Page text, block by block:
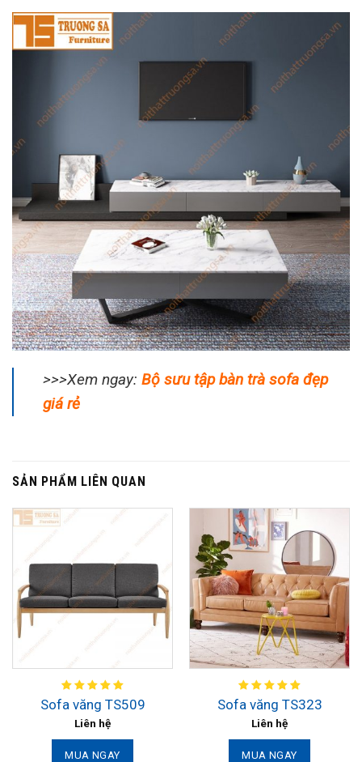
>>>Xem ngay: Bộ sưu tập bàn trà sofa đẹp
giá rẻ
SẢN PHẨM LIÊN QUAN
Sofa văng TS509
Liên hệ
MUA NGAY
Sofa văng TS323
Liên hệ
MUA NGAY